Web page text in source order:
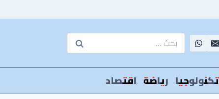
البحث
عن:
تكنولوجيا رياضة اقتصاد